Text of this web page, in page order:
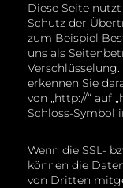
Diese Seite
Schutz der
zum Beispiel
uns als
erkennen Sie
von „http://“ auf
Schloss-Symbol
Wenn die SSL-
können die
von Dritten